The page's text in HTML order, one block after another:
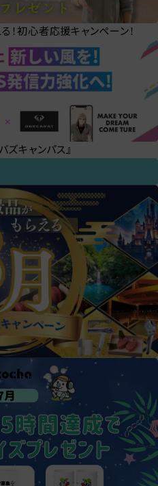
！初心者応援キャンペーン！
キャンパス』